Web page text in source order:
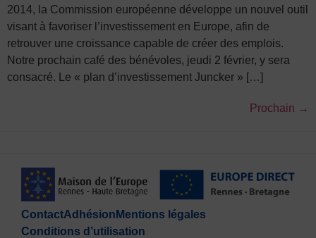
2014, la Commission européenne développe un nouvel outil
visant à favoriser l’investissement en Europe, afin de
retrouver une croissance capable de créer des emplois.
Notre prochain café des bénévoles, jeudi 2 février, y sera
consacré. Le « plan d’investissement Juncker » […]
Prochain →
ContactAdhésion Mentions légales
Conditions d’utilisation